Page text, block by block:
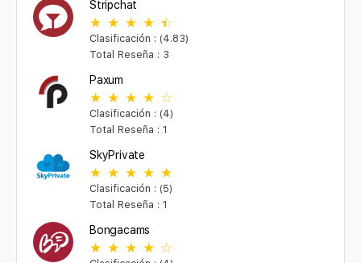
Stripchat
Clasificación : (4.83)
Total Reseña : 3
Paxum
Clasificación : (4)
Total Reseña : 1
SkyPrivate
Clasificación : (5)
Total Reseña : 1
Bongacams